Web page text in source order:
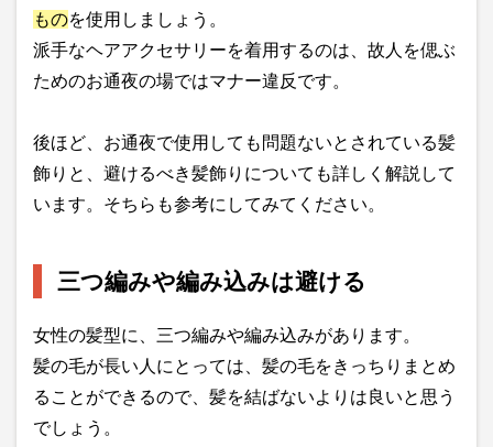
ものを使用しましょう。
派手なヘアアクセサリーを着用するのは、故人を偲ぶ
ためのお通夜の場ではマナー違反です。
後ほど、お通夜で使用しても問題ないとされている髪
飾りと、避けるべき髪飾りについても詳しく解説して
います。そちらも参考にしてみてください。
三つ編みや編み込みは避ける
女性の髪型に、三つ編みや編み込みがあります。
髪の毛が長い人にとっては、髪の毛をきっちりまとめ
ることができるので、髪を結ばないよりは良いと思う
でしょう。